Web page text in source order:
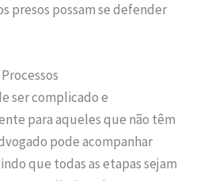
presos possam se defender
ser complicado e
para aqueles que não têm
pode acompanhar
que todas as etapas sejam